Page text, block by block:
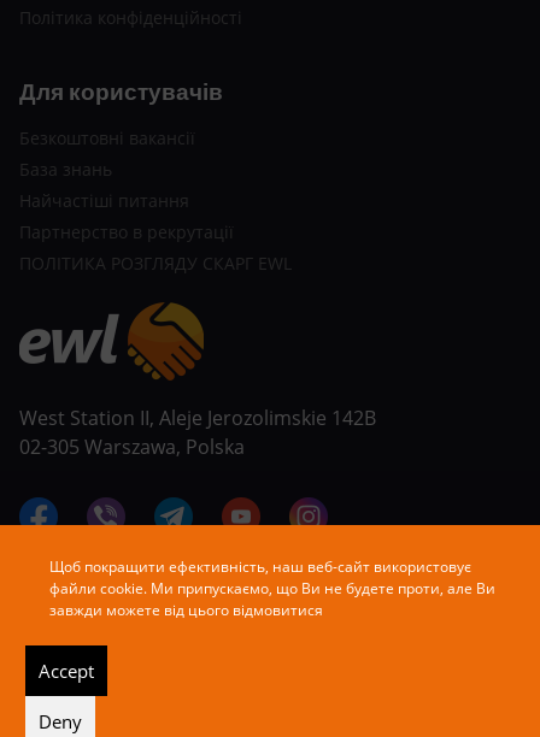
Щоб покращити ефективність, наш веб-сайт використовує
файли cookie. Ми припускаємо, що Ви не будете проти, але Ви
завжди можете від цього відмовитися
Accept
Deny
West Station II, Aleje Jerozolimskie 142B
02-305 Warszawa, Polska
Політика конфіденційності
Для користувачів
Безкоштовні вакансії
База знань
Найчастіші питання
Партнерство в рекрутації
ПОЛІТИКА РОЗГЛЯДУ СКАРГ EWL